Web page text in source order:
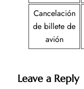
Cancelación
de billete de
avión
Leave a Reply